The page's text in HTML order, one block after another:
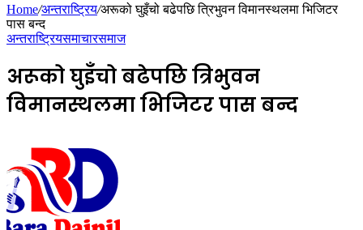
Home/अन्तराष्ट्रिय/अरूको घुइँचो बढेपछि त्रिभुवन विमानस्थलमा भिजिटर
पास बन्द
अन्तराष्ट्रियसमाचारसमाज
अरूको घुइँचो बढेपछि त्रिभुवन
विमानस्थलमा भिजिटर पास बन्द